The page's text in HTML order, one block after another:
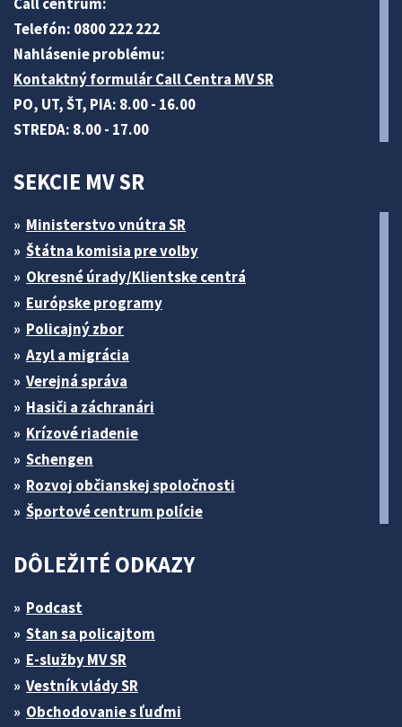
Telefón: 0800 222 222
Nahlásenie problému:
Kontaktný formulár Call Centra MV SR
PO, UT, ŠT, PIA: 8.00 - 16.00
STREDA: 8.00 - 17.00
SEKCIE MV SR
Ministerstvo vnútra SR
Štátna komisia pre volby
Okresné úrady/Klientske centrá
Európske programy
Policajný zbor
Azyl a migrácia
Verejná správa
Hasiči a záchranári
Krízové riadenie
Schengen
Rozvoj občianskej spoločnosti
Športové centrum polície
DÔLEŽITÉ ODKAZY
Podcast
Stan sa policajtom
E-služby MV SR
Vestník vlády SR
Obchodovanie s ľuďmi